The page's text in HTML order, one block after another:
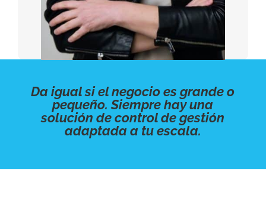
Da igual si el negocio es grande o
pequeño. Siempre hay una
solución de control de gestión
adaptada a tu escala.